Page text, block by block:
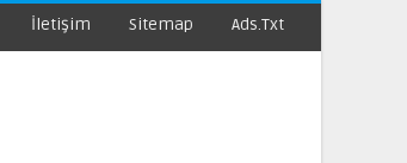
İletişim Sitemap Ads.txt